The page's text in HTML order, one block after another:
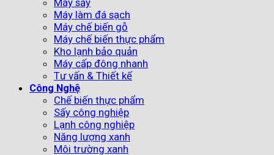
Máy làm đá sạch
Máy chế biến gỗ
Máy chế biến thực phẩm
Kho lạnh bảo quản
Máy cấp đông nhanh
Tư vấn & Thiết kế
Công Nghệ
Chế biến thực phẩm
Sấy công nghiệp
Lạnh công nghiệp
Năng lượng xanh
Môi trường xanh